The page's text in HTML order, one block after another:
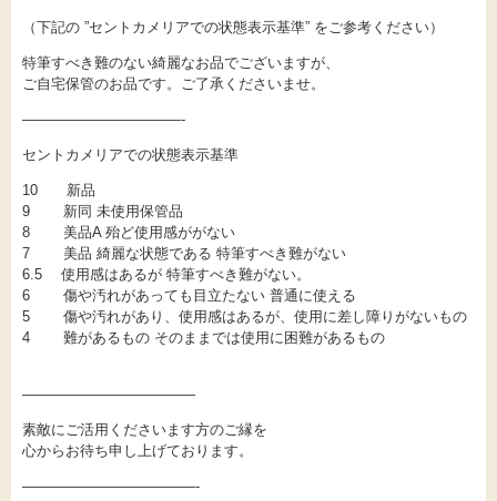
（下記の ”セントカメリアでの状態表示基準” をご参考ください）
特筆すべき難のない綺麗なお品でございますが、
ご自宅保管のお品です。ご了承くださいませ。
———————————-
セントカメリアでの状態表示基準
10 新品
9 新同 未使用保管品
8 美品A 殆ど使用感ががない
7 美品 綺麗な状態である 特筆すべき難がない
6.5 使用感はあるが 特筆すべき難がない。
6 傷や汚れがあっても目立たない 普通に使える
5 傷や汚れがあり、使用感はあるが、使用に差し障りがないもの
4 難があるもの そのままでは使用に困難があるもの
————————————
素敵にご活用くださいます方のご縁を
心からお待ち申し上げております。
————————————-